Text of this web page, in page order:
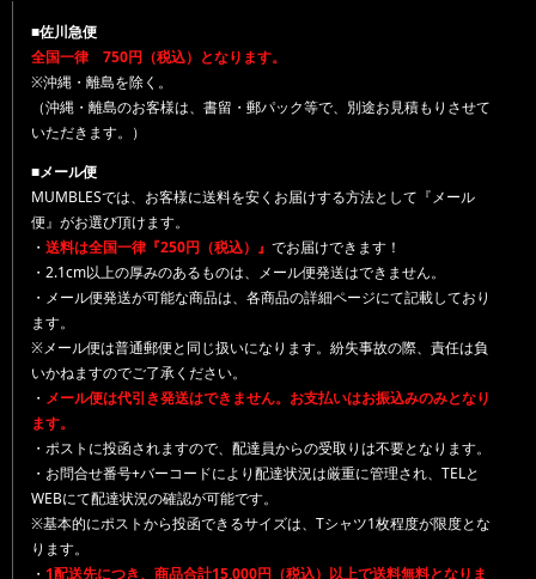
■佐川急便
全国一律 750円（税込）となります。
※沖縄・離島を除く。
（沖縄・離島のお客様は、書留・郵パック等で、別途お見積もりさせて
いただきます。）
■メール便
MUMBLESでは、お客様に送料を安くお届けする方法として『メール
便』がお選び頂けます。
・ 送料は全国一律『250円（税込）』 でお届けできます！
・2.1cm以上の厚みのあるものは、メール便発送はできません。
・メール便発送が可能な商品は、各商品の詳細ページにて記載しており
ます。
※メール便は普通郵便と同じ扱いになります。紛失事故の際、責任は負
いかねますのでご了承ください。
・ メール便は代引き発送はできません。お支払いはお振込みのみとなり
ます。
・ポストに投函されますので、配達員からの受取りは不要となります。
・お問合せ番号+バーコードにより配達状況は厳重に管理され、TELと
WEBにて配達状況の確認が可能です。
※基本的にポストから投函できるサイズは、Tシャツ1枚程度が限度とな
ります。
・ 1配送先につき、商品合計15,000円（税込）以上で送料無料となりま